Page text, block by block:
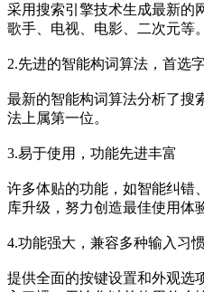
采用搜索引擎技术生成最新的
歌手、电视、电影、二次元等。
2.先进的智能构词算法，首选
最新的智能构词算法分析了搜
法上属第一位。
3.易于使用，功能先进丰富
许多体贴的功能，如智能纠错
库升级，努力创造最佳使用体
4.功能强大，兼容多种输入习
提供全面的按键设置和外观选